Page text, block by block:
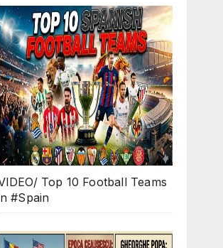
Top 10 Football Teams
#Spain